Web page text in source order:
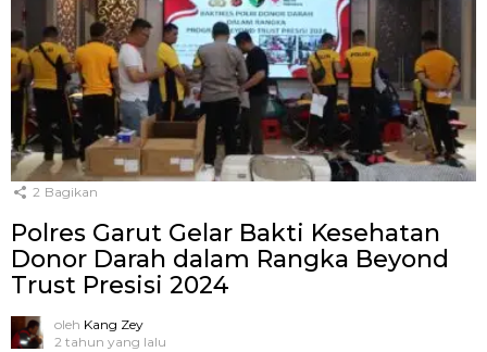
2 Bagikan
Polres Garut Gelar Bakti Kesehatan
Donor Darah dalam Rangka Beyond
Trust Presisi 2024
oleh Kang Zey
2 tahun yang lalu